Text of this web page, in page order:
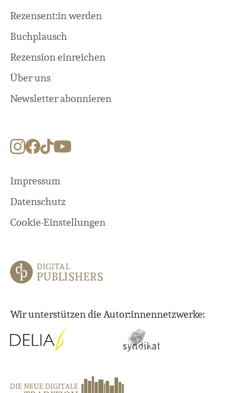
Rezensent:in werden
Buchplausch
Rezension einreichen
Über uns
Newsletter abonnieren
Impressum
Datenschutz
Cookie-Einstellungen
Wir unterstützen die Autor:innennetzwerke: